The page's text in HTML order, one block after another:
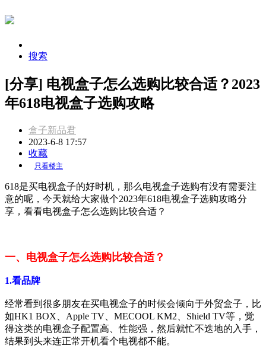
搜索
[分享] 电视盒子怎么选购比较合适？2023
年618电视盒子选购攻略
盒子新品君
2023-6-8 17:57
收藏
只看楼主
618是买电视盒子的好时机，那么电视盒子选购有没有需要注
意的呢，今天就给大家做个2023年618电视盒子选购攻略分
享，看看电视盒子怎么选购比较合适？
一、电视盒子怎么选购比较合适？
1.看品牌
经常看到很多朋友在买电视盒子的时候会倾向于外贸盒子，比
如HK1 BOX、Apple TV、MECOOL KM2、Shield TV等，觉
得这类的电视盒子配置高、性能强，然后就忙不迭地的入手，
结果到头来连正常开机看个电视都不能。